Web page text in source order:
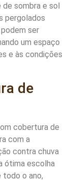
sombra e sol
pergolados
ser
um espaço
e às condições
de
cobertura de
com a
contra chuva
ótima escolha
todo o ano,